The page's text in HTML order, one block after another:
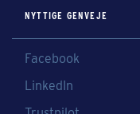
NYTTIGE GENVEJE
Facebook
LinkedIn